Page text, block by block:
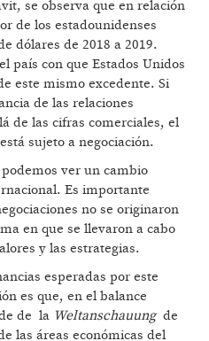
se observa que en relación
de los estadounidenses
dólares de 2018 a 2019.
país con que Estados Unidos
este mismo excedente. Si
de las relaciones
de las cifras comerciales, el
sujeto a negociación.
ver un cambio
Es importante
no se originaron
en que se llevaron a cabo
y las estrategias.
esperadas por este
es que, en el balance
de la Weltanschauungde
las áreas económicas del